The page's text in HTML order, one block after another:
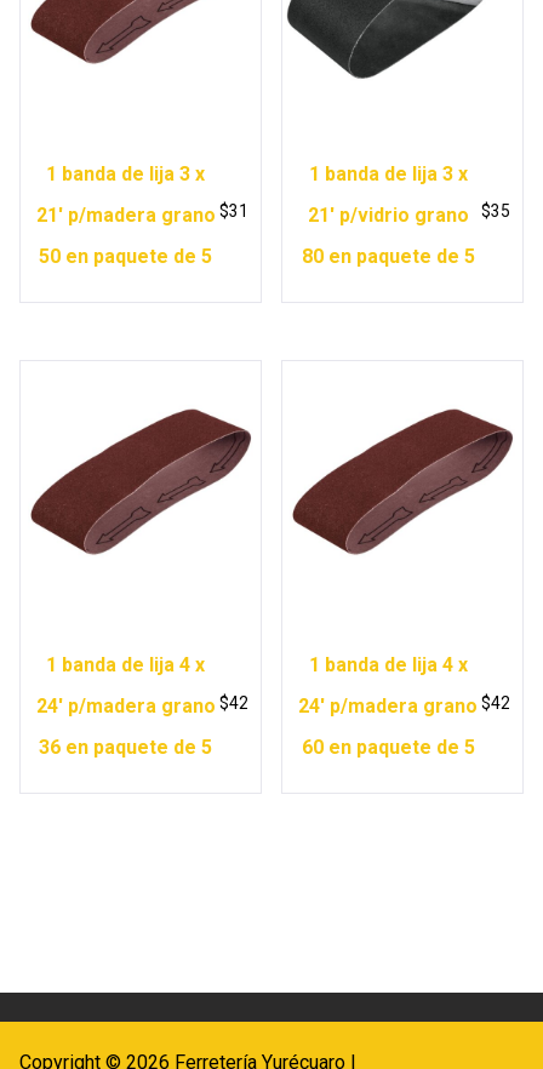
1 banda de lija 3 x
21′ p/madera grano
50 en paquete de 5
$31
1 banda de lija 3 x
21′ p/vidrio grano
80 en paquete de 5
$35
1 banda de lija 4 x
24′ p/madera grano
36 en paquete de 5
$42
1 banda de lija 4 x
24′ p/madera grano
60 en paquete de 5
$42
Copyright © 2026 Ferretería Yurécuaro |